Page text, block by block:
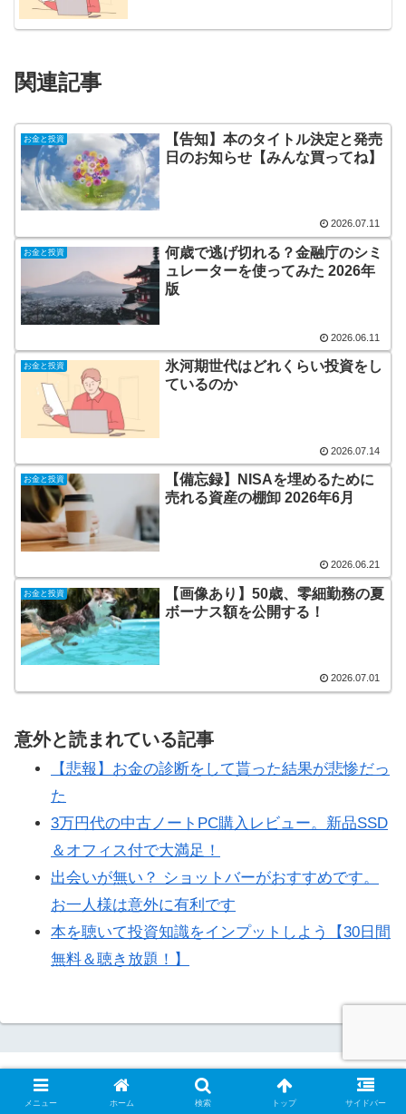
関連記事
お金と投資
【告知】本のタイトル決定と発売
日のお知らせ【みんな買ってね】
2026.07.11
お金と投資
何歳で逃げ切れる？金融庁のシミ
ュレーターを使ってみた 2026年
版
2026.06.11
お金と投資
氷河期世代はどれくらい投資をし
ているのか
2026.07.14
お金と投資
【備忘録】NISAを埋めるために
売れる資産の棚卸 2026年6月
2026.06.21
お金と投資
【画像あり】50歳、零細勤務の夏
ボーナス額を公開する！
2026.07.01
意外と読まれている記事
【悲報】お金の診断をして貰った結果が悲惨だっ
た
3万円代の中古ノートPC購入レビュー。新品SSD
＆オフィス付で大満足！
出会いが無い？ ショットバーがおすすめです。
お一人様は意外に有利です
本を聴いて投資知識をインプットしよう【30日間
無料＆聴き放題！】
自己紹介 お問い合わせ
メニュー ホーム 検索 トップ サイドバー